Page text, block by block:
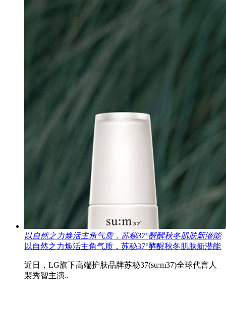
以自然之力焕活主角气质，苏秘37°酵醒秋冬肌肤新潜能
以自然之力焕活主角气质，苏秘37°酵醒秋冬肌肤新潜能
近日，LG旗下高端护肤品牌苏秘37(su:m37)全球代言人
裴秀智主演..